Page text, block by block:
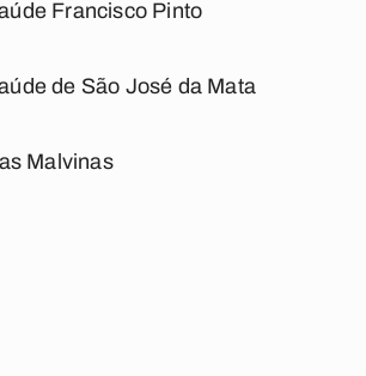
Francisco Pinto
de São José da Mata
Malvinas